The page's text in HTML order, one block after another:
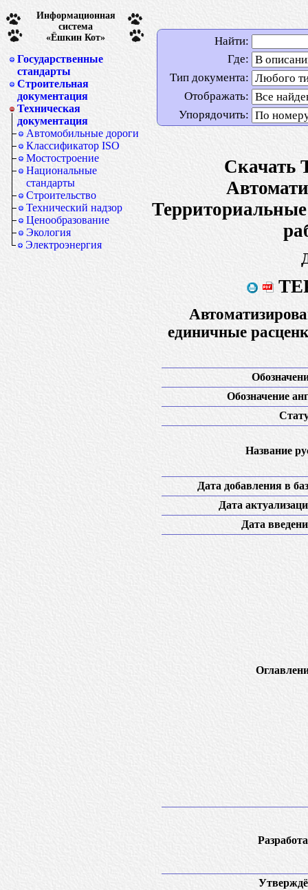
Информационная
система
«Ёшкин Кот»
Государственные
стандарты
Строительная
документация
Техническая
документация
Автомобильные дороги
Классификатор ISO
Мостостроение
Национальные
стандарты
Строительство
Технический надзор
Ценообразование
Экология
Электроэнергия
Найти:
Где:
Тип документа:
Отображать:
Упорядочить:
Скачать
единичные
Обозначение
Название
Дата добавления в
Дата
Дата